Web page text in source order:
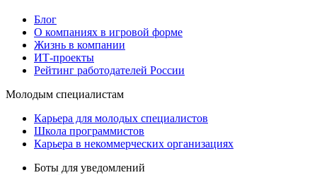
Блог
О компаниях в игровой форме
Жизнь в компании
ИТ-проекты
Рейтинг работодателей России
Молодым специалистам
Карьера для молодых специалистов
Школа программистов
Карьера в некоммерческих организациях
Боты для уведомлений